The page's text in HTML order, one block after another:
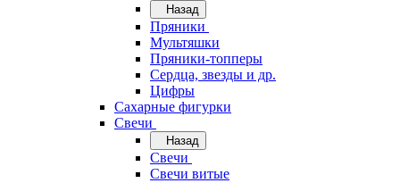
Назад
Пряники
Мультяшки
Пряники-топперы
Сердца, звезды и др.
Цифры
Сахарные фигурки
Свечи
Назад
Свечи
Свечи витые